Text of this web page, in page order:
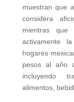
muestran que
considera
mientras
activamente
hogares
pesos al año
incluyendo
alimentos,